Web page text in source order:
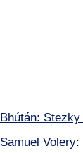
Bhútán:
Samuel